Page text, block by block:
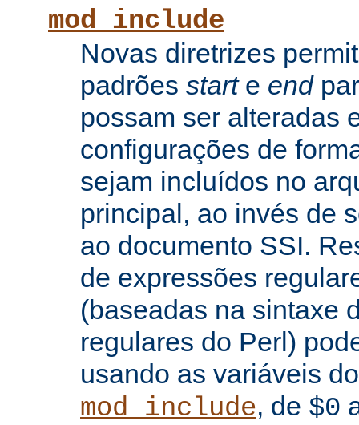
mod_include
Novas diretrizes
padrões starte end
possam ser alteradas
configurações de
sejam incluídos no
principal, ao invés de
ao documento SSI.
de expressões
(baseadas na sintaxe
regulares do Perl)
usando as variáveis
mod_include, de $0